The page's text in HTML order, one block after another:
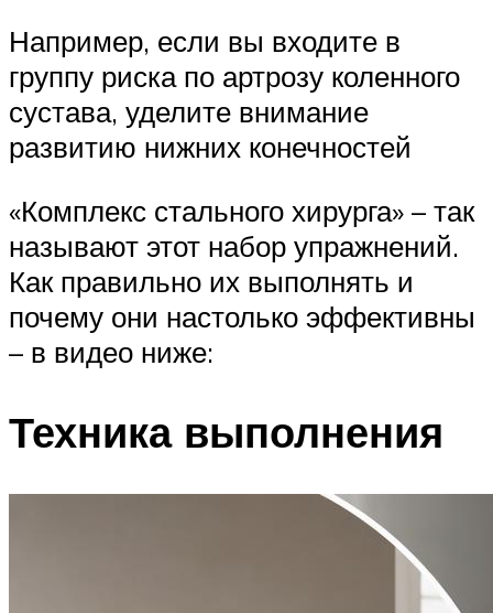
Например, если вы входите в
группу риска по артрозу коленного
сустава, уделите внимание
развитию нижних конечностей
«Комплекс стального хирурга» – так
называют этот набор упражнений.
Как правильно их выполнять и
почему они настолько эффективны
– в видео ниже:
Техника выполнения